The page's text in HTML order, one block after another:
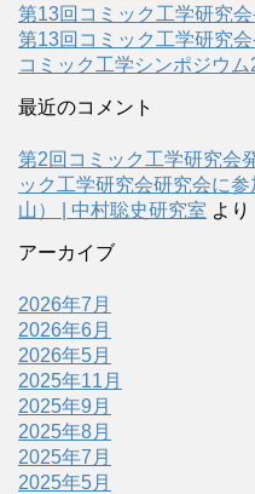
第13回コミック工学研究
第13回コミック工学研究
コミック工学シンポジウ
最近のコメント
第2回コミック工学研究
ック工学研究会研究会に
山） | 中村聡史研究室 より
アーカイブ
2026年7月
2026年6月
2026年5月
2025年11月
2025年9月
2025年8月
2025年7月
2025年5月